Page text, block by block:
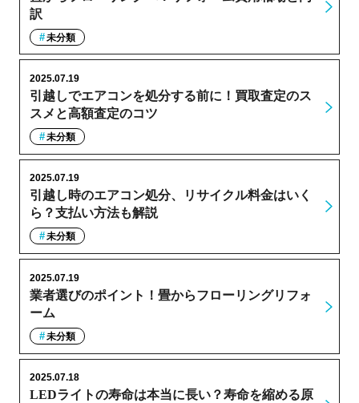
訳
未分類
引越しでエアコンを処分する前に！買取査定のス
スメと高額査定のコツ
2025.07.19
未分類
引越し時のエアコン処分、リサイクル料金はいく
ら？支払い方法も解説
2025.07.19
未分類
業者選びのポイント！畳からフローリングリフォ
ーム
2025.07.19
未分類
LEDライトの寿命は本当に長い？寿命を縮める原
2025.07.18